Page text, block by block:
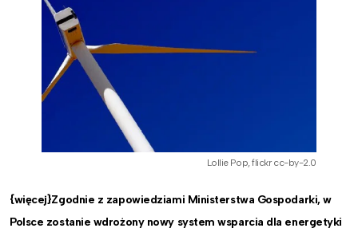
Lollie Pop, flickr cc-by-2.0
{więcej}Zgodnie z zapowiedziami Ministerstwa Gospodarki, w
Polsce zostanie wdrożony nowy system wsparcia dla energetyki